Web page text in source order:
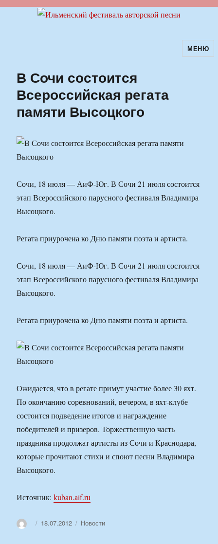
Ильменский фестиваль авторскойМЕНЮ
В Сочи состоится
Всероссийская регата
памяти Высоцкого
Сочи, 18 июля — АиФ-Юг. В Сочи 21 июля состоится
этап Всероссийского парусного фестиваля Владимира
Высоцкого.
Регата приурочена ко Дню памяти поэта и артиста.
Сочи, 18 июля — АиФ-Юг. В Сочи 21 июля состоится
этап Всероссийского парусного фестиваля Владимира
Высоцкого.
Регата приурочена ко Дню памяти поэта и артиста.
Ожидается, что в регате примут участие более 30 яхт.
По окончанию соревнований, вечером, в яхт-клубе
состоится подведение итогов и награждение
победителей и призеров. Торжественную часть
праздника продолжат артисты из Сочи и Краснодара,
которые прочитают стихи и споют песни Владимира
Высоцкого.
Источник:kuban.aif.ru
АвторОпубликовано
18.07.2012 Рубрики
Новости